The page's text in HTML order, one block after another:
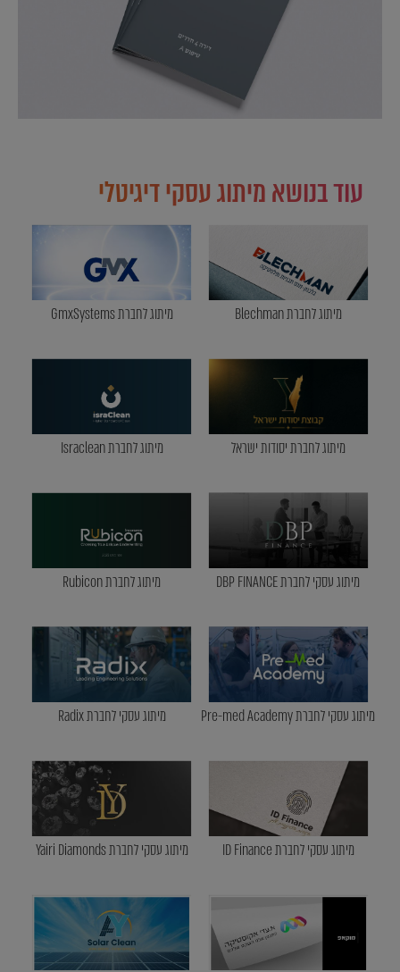
עוד בנושא מיתוג עסקי דיגיטלי
מיתוג לחברת Blechman מיתוג לחברת GmxSystems
מיתוג לחברת יסודות ישראל מיתוג לחברת Israclean
מיתוג עסקי לחברת DBP FINANCE מיתוג לחברת Rubicon
מיתוג עסקי לחברת Pre-med Academy מיתוג עסקי לחברת Radix
מיתוג עסקי לחברת ID Finance מיתוג עסקי לחברת Yairi Diamonds